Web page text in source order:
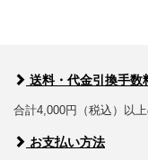
送料・代金引換手数
合計4,000円（税込）以
お支払い方法